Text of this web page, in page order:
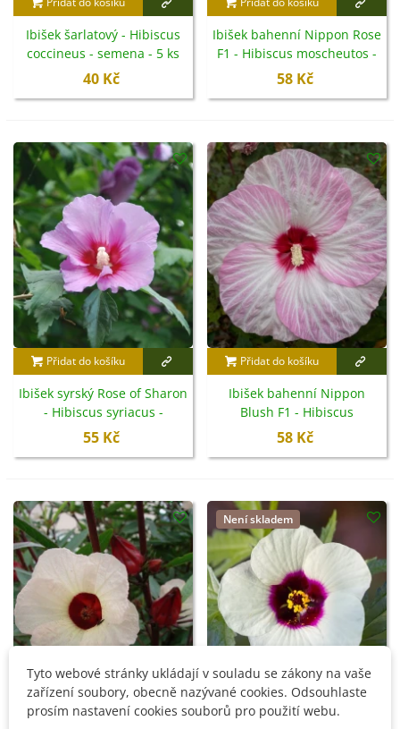
Ibišek šarlatový - Hibiscus
coccineus - semena - 5 ks
40 Kč
Ibišek bahenní Nippon Rose
F1 - Hibiscus moscheutos -
semena - 5 ks
58 Kč
Přidat do košíku
Ibišek syrský Rose of Sharon
- Hibiscus syriacus -
semena - 12 ks
55 Kč
Přidat do košíku
Ibišek bahenní Nippon
Blush F1 - Hibiscus
moscheutos - semena - 5 ks
58 Kč
Přidat do košíku
Není skladem
Ibišek konopný - Hibiscus
Tyto webové stránky ukládají v souladu se zákony na vaše
zařízení soubory, obecně nazývané cookies. Odsouhlaste
prosím nastavení cookies souborů pro použití webu.